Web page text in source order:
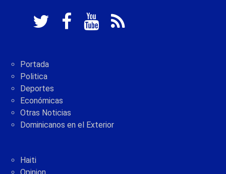
Portada
Politica
Deportes
Económicas
Otras Noticias
Dominicanos en el Exterior
Haiti